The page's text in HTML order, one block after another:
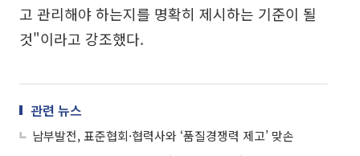
고 관리해야 하는지를 명확히 제시하는 기준이 될
것"이라고 강조했다.
관련 뉴스
남부발전, 표준협회·협력사와 ‘품질경쟁력 제고’ 맞손